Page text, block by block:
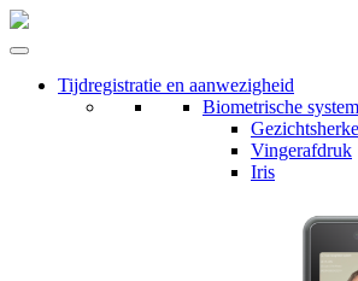
Tijdregistratie en aanwezigheid
Biometrische
Vingerafdruk
Iris